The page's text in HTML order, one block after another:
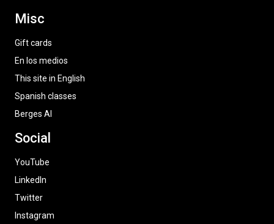
Misc
Gift cards
En los medios
This site in English
Spanish classes
Berges AI
Social
YouTube
LinkedIn
Twitter
Instagram